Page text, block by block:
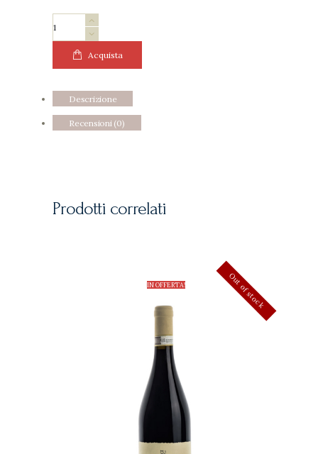
SORRENTINO
"Don
Paolo"
Aglianico
2014
quantità
Acquista
Descrizione
Recensioni (0)
Prodotti correlati
Out of stock
IN OFFERTA!